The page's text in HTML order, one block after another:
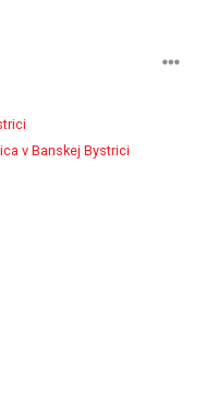
v Banskej Bystrici